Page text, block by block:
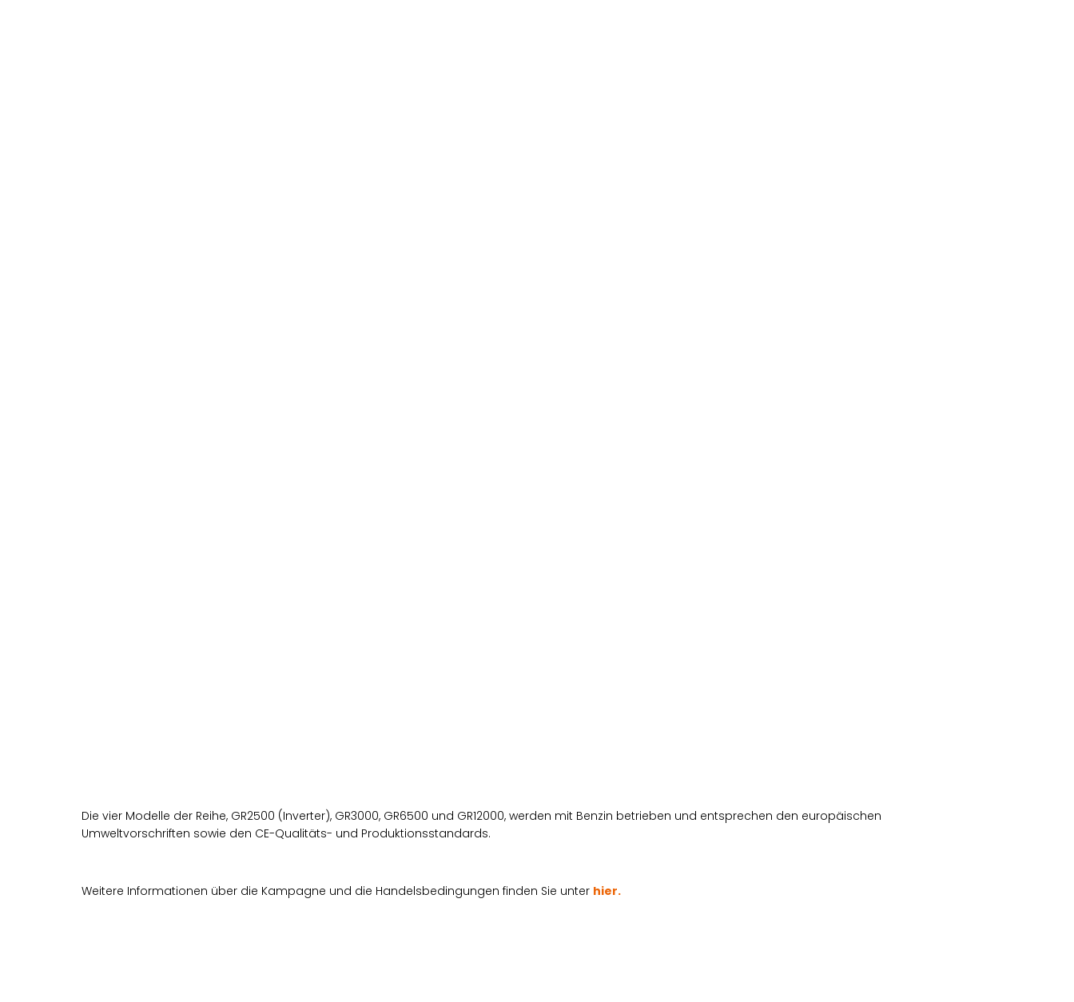
Die vier Modelle der Reihe, GR2500 (Inverter), GR3000, GR6500 und GR12000, werden mit Benzin betrieben und entsprechen den europäischen
Umweltvorschriften sowie den CE-Qualitäts- und Produktionsstandards.
Weitere Informationen über die Kampagne und die Handelsbedingungen finden Sie unter hier.